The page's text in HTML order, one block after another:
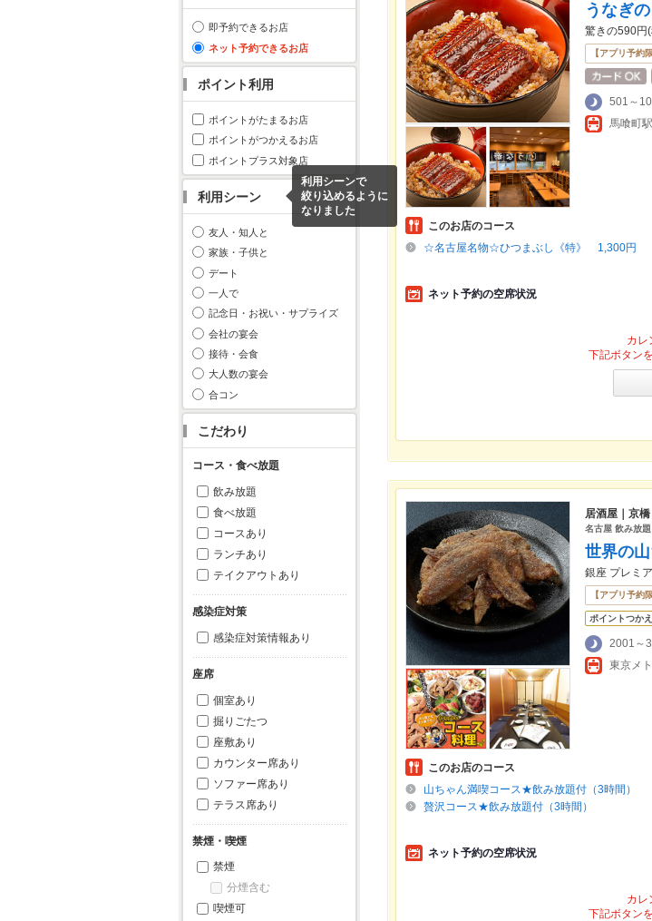
即予約できるお店
ネット予約できるお店
ポイント利用
ポイントがたまるお店
ポイントがつかえるお店
ポイントプラス対象店
利用シーン
利用シーンで
絞り込めるように
なりました
友人・知人と
家族・子供と
デート
一人で
記念日・お祝い・サプライズ
会社の宴会
接待・会食
大人数の宴会
合コン
こだわり
コース・食べ放題
飲み放題
食べ放題
コースあり
ランチあり
テイクアウトあり
感染症対策
感染症対策情報あり
座席
個室あり
掘りごたつ
座敷あり
カウンター席あり
ソファー席あり
テラス席あり
禁煙・喫煙
禁煙
分煙含む
喫煙可
うなぎ
驚きの590円
【アプリ予約
501～
馬喰町
このお店のコース
☆名古屋名物☆ひつまぶし《特》 1,300円
ネット予約の空席状況
カレ
下記ボタン
居酒屋｜京
名古屋 飲み放
世界の
銀座 プレミ
【アプリ予約
ポイントつか
2001～
このお店のコース
山ちゃん満喫コース★飲み放題付（3時間）
贅沢コース★飲み放題付（3時間）
ネット予約の空席状況
カレ
下記ボタン